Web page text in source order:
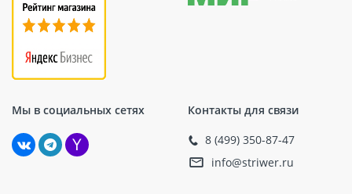
Мы в социальных сетях Контакты для связи
8 (499) 350-87-47
info@striwer.ru